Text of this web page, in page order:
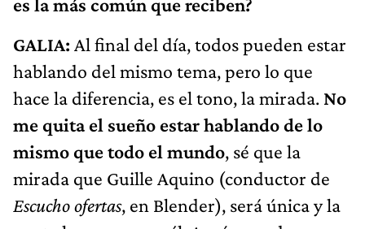
es la más común que reciben?
GALIA: Al final del día, todos pueden estar
hablando del mismo tema, pero lo que
hace la diferencia, es el tono, la mirada. No
me quita el sueño estar hablando de lo
mismo que todo el mundo, sé que la
mirada que Guille Aquino (conductor de
Escucho ofertas, en Blender), será única y la